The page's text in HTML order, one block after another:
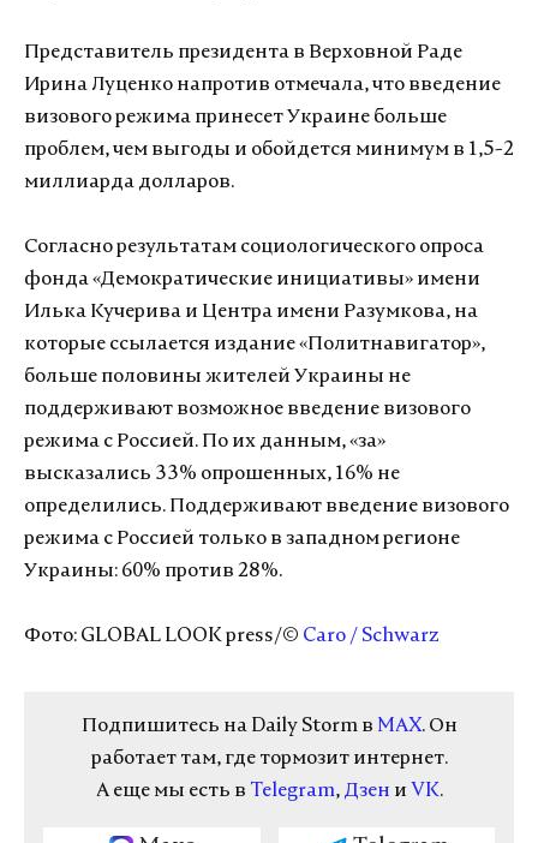
Представитель президента в Верховной Раде
Ирина Луценко напротив отмечала, что введение
визового режима принесет Украине больше
проблем, чем выгоды и обойдется минимум в 1,5-2
миллиарда долларов.
Согласно результатам социологического опроса
фонда «Демократические инициативы» имени
Илька Кучерива и Центра имени Разумкова, на
которые ссылается издание «Политнавигатор»,
больше половины жителей Украины не
поддерживают возможное введение визового
режима с Россией. По их данным, «за»
высказались 33% опрошенных, 16% не
определились. Поддерживают введение визового
режима с Россией только в западном регионе
Украины: 60% против 28%.
Фото: GLOBAL LOOK press/© Caro / Schwarz
Подпишитесь на Daily Storm в MAX. Он
работает там, где тормозит интернет.
А еще мы есть в Telegram, Дзен и VK.